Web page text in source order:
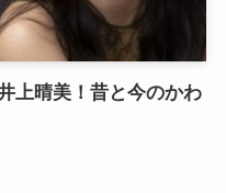
上晴美！昔と今のかわ